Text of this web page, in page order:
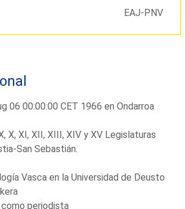
EAJ-PNV
06 00:00:00 CET 1966 en Ondarroa
X, XI, XII, XIII, XIV y XV Legislaturas
San Sebastián.
Vasca en la Universidad de Deusto
periodista